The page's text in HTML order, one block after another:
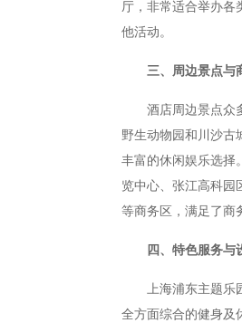
厅，非常适合举办各
他活动。
三、周边景点与
酒店周边景点众多
野生动物园和川沙古
丰富的休闲娱乐选择
览中心、张江高科园
等商务区，满足了商
四、特色服务与
上海浦东主题乐
全方面综合的健身及